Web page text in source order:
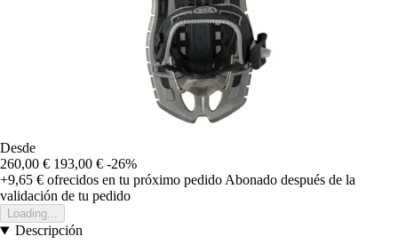
Desde
260,00 € 193,00 € -26%
+9,65 € ofrecidos en tu próximo pedido Abonado después de la
validación de tu pedido
Loading...
Descripción